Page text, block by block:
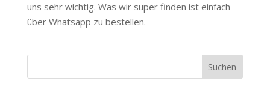
uns sehr wichtig. Was wir super finden ist einfach
über Whatsapp zu bestellen.
Suchen